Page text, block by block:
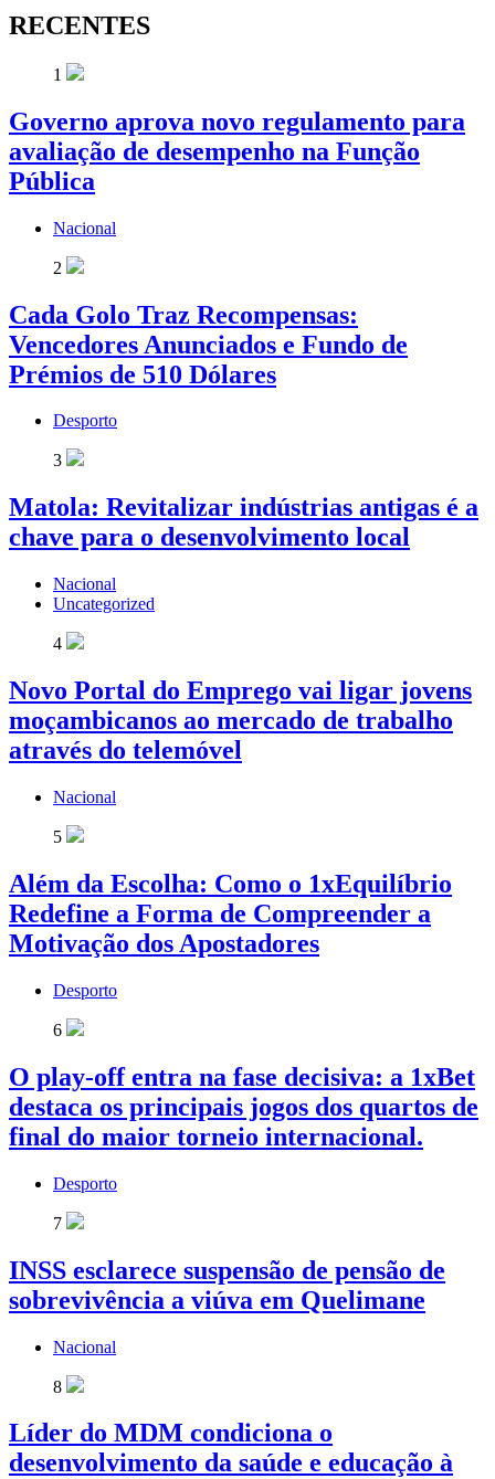
RECENTES
1
Governo aprova novo regulamento para
avaliação de desempenho na Função
Pública
Nacional
2
Cada Golo Traz Recompensas:
Vencedores Anunciados e Fundo de
Prémios de 510 Dólares
Desporto
3
Matola: Revitalizar indústrias antigas é a
chave para o desenvolvimento local
Nacional
Uncategorized
4
Novo Portal do Emprego vai ligar jovens
moçambicanos ao mercado de trabalho
através do telemóvel
Nacional
5
Além da Escolha: Como o 1xEquilíbrio
Redefine a Forma de Compreender a
Motivação dos Apostadores
Desporto
6
O play-off entra na fase decisiva: a 1xBet
destaca os principais jogos dos quartos de
final do maior torneio internacional.
Desporto
7
INSS esclarece suspensão de pensão de
sobrevivência a viúva em Quelimane
Nacional
8
Líder do MDM condiciona o
desenvolvimento da saúde e educação à